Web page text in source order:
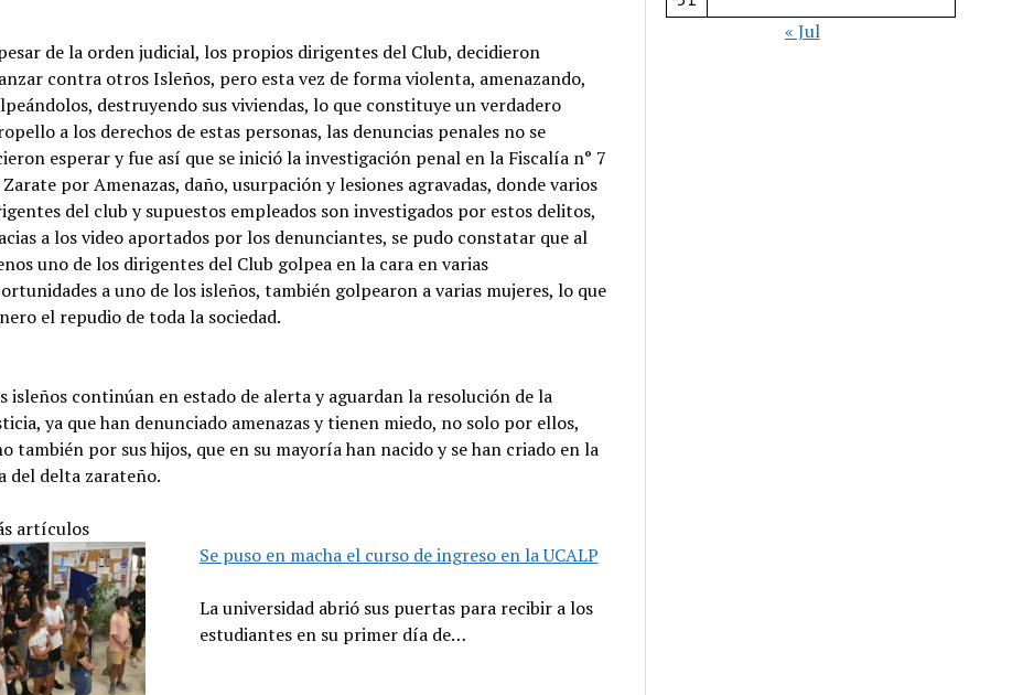
de la orden judicial, los propios dirigentes del Club, decidieron
contra otros Isleños, pero esta vez de forma violenta, amenazando,
destruyendo sus viviendas, lo que constituye un verdadero
a los derechos de estas personas, las denuncias penales no se
esperar y fue así que se inició la investigación penal en la Fiscalía n° 7
Zarate por Amenazas, daño, usurpación y lesiones agravadas, donde varios
del club y supuestos empleados son investigados por estos delitos,
a los video aportados por los denunciantes, se pudo constatar que al
uno de los dirigentes del Club golpea en la cara en varias
a uno de los isleños, también golpearon a varias mujeres, lo que
el repudio de toda la sociedad.
isleños continúan en estado de alerta y aguardan la resolución de la
ya que han denunciado amenazas y tienen miedo, no solo por ellos,
también por sus hijos, que en su mayoría han nacido y se han criado en la
del delta zarateño.
artículos
Se puso en macha el curso de ingreso en la UCALP
La universidad abrió sus puertas para recibir a los
estudiantes en su primer día de…
« Jul